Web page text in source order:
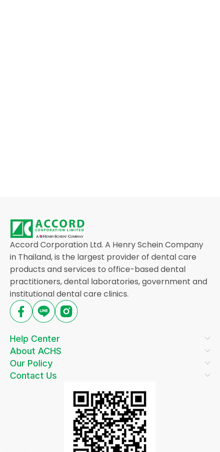
Accord Corporation Ltd. A Henry Schein Company
in Thailand, is the largest provider of dental care
products and services to office-based dental
practitioners, dental laboratories, government and
institutional dental care clinics.
Help Center
About ACHS
Our Policy
Contact Us